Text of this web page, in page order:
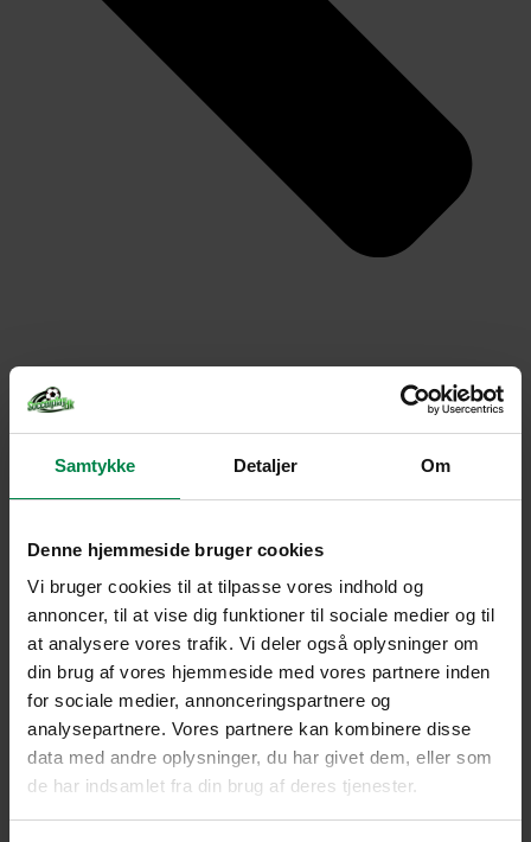
Samtykke Detaljer Om
Denne hjemmeside bruger cookies
Vi bruger cookies til at tilpasse vores indhold og
annoncer, til at vise dig funktioner til sociale medier og til
at analysere vores trafik. Vi deler også oplysninger om
din brug af vores hjemmeside med vores partnere inden
for sociale medier, annonceringspartnere og
analysepartnere. Vores partnere kan kombinere disse
data med andre oplysninger, du har givet dem, eller som
de har indsamlet fra din brug af deres tjenester.